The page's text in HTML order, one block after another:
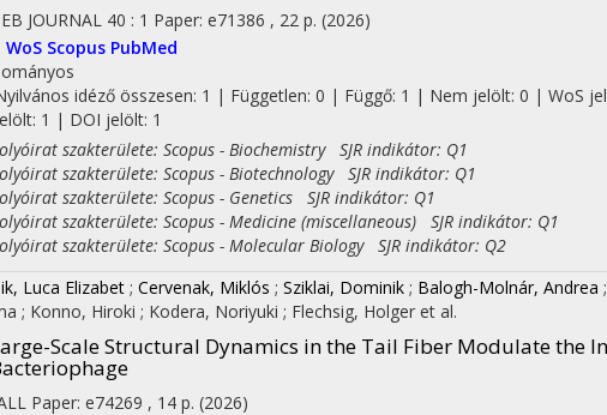
JOURNAL 40 : 1 Paper: e71386 , 22 p. (2026)
WoS Scopus PubMed
idéző összesen: 1 | Független: 0 | Függő: 1 | Nem jelölt: 0 | WoS
1 | DOI jelölt: 1
szakterülete: Scopus - Biochemistry SJR indikátor: Q1
szakterülete: Scopus - Biotechnology SJR indikátor: Q1
szakterülete: Scopus - Genetics SJR indikátor: Q1
szakterülete: Scopus - Medicine (miscellaneous) SJR indikátor: Q1
szakterülete: Scopus - Molecular Biology SJR indikátor: Q2
Luca Elizabet ; Cervenak, Miklós ; Sziklai, Dominik ; Balogh-Molnár, Andrea ;
; Konno, Hiroki ; Kodera, Noriyuki ; Flechsig, Holger et al.
Scale Structural Dynamics in the Tail Fiber Modulate the
Paper: e74269 , 14 p. (2026)